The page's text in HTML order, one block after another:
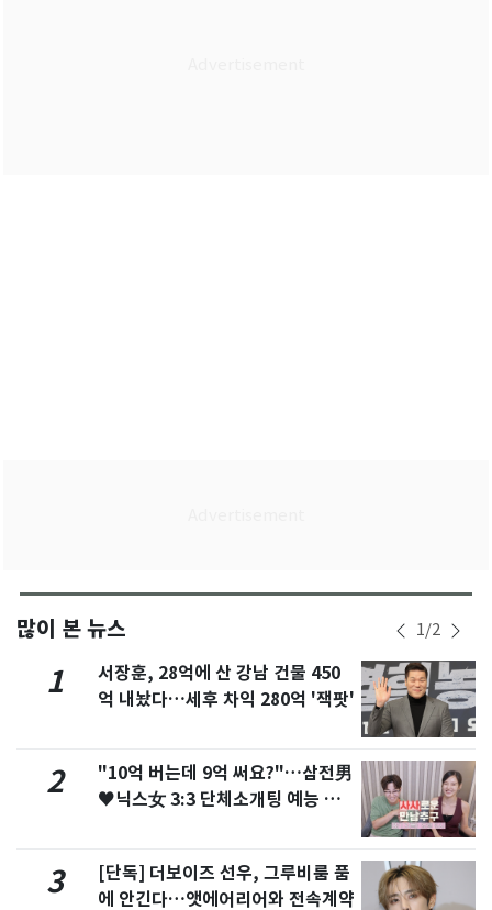
많이 본 뉴스 1/2
1
서장훈, 28억에 산 강남 건물 450
억 내놨다…세후 차익 280억 '잭팟'
2
"10억 버는데 9억 써요?"…삼전男
♥닉스女 3:3 단체소개팅 예능 화
3
[단독] 더보이즈 선우, 그루비룸 품
에 안긴다…앳에어리어와 전속계약